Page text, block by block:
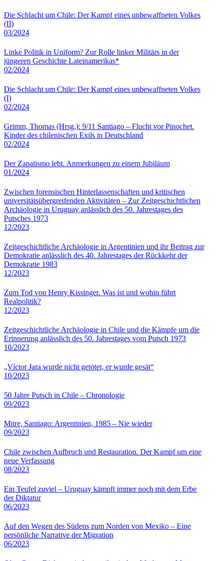
Die Schlacht um Chile: Der Kampf eines unbewaffneten Volkes
(II)
03/2024
Linke Politik in Uniform? Zur Rolle linker Militärs in der
jüngeren Geschichte Lateinamerikas*
02/2024
Die Schlacht um Chile: Der Kampf eines unbewaffneten Volkes
(I)
02/2024
Grimm, Thomas (Hrsg.): 9/11 Santiago – Flucht vor Pinochet.
Kinder des chilenischen Exils in Deutschland
02/2024
Der Zapatismo lebt. Anmerkungen zu einem Jubiläum
01/2024
Zwischen forensischen Hinterlassenschaften und kritischen
universitätsübergreifenden Aktivitäten – Zur Zeitgeschichtlichen
Archäologie in Uruguay anlässlich des 50. Jahrestages des
Putsches 1973
12/2023
Zeitgeschichtliche Archäologie in Argentinien und ihr Beitrag zur
Demokratie anlässlich des 40. Jahrestages der Rückkehr der
Demokratie 1983
12/2023
Zum Tod von Henry Kissinger. Was ist und wohin führt
Realpolitik?
12/2023
Zeitgeschichtliche Archäologie in Chile und die Kämpfe um die
Erinnerung anlässlich des 50. Jahrestages vom Putsch 1973
10/2023
„Víctor Jara wurde nicht getötet, er wurde gesät“
10/2023
50 Jahre Putsch in Chile – Chronologie
09/2023
Mitre, Santiago: Argentinien, 1985 – Nie wieder
09/2023
Chile zwischen Aufbruch und Restauration. Der Kampf um eine
neue Verfassung
08/2023
Ein Teufel zuviel – Uruguay kämpft immer noch mit dem Erbe
der Diktatur
06/2023
Auf den Wegen des Südens zum Norden von Mexiko – Eine
persönliche Narrative der Migration
06/2023